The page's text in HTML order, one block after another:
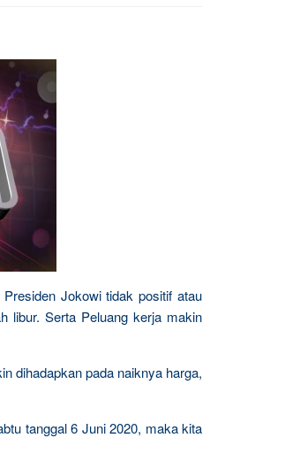
Jokowi tidak positif atau
libur. Serta Peluang kerja makin
dihadapkan pada naiknya harga,
tanggal 6 Juni 2020, maka kita